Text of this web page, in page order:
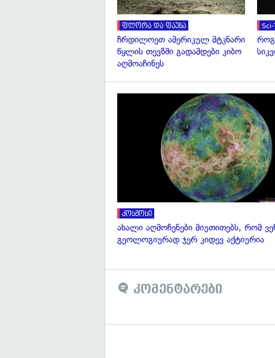
ფლორა და ფაუნა
ჩრდილოეთ ამერიკულ მტკნარი
წყლის თევზში გადამდები კიბო
აღმოაჩინეს
კოსმოსი
ახალი აღმოჩენები მიუთითებს, რომ
გეოლოგიურად ჯერ კიდევ აქტიურია
კომენტარები